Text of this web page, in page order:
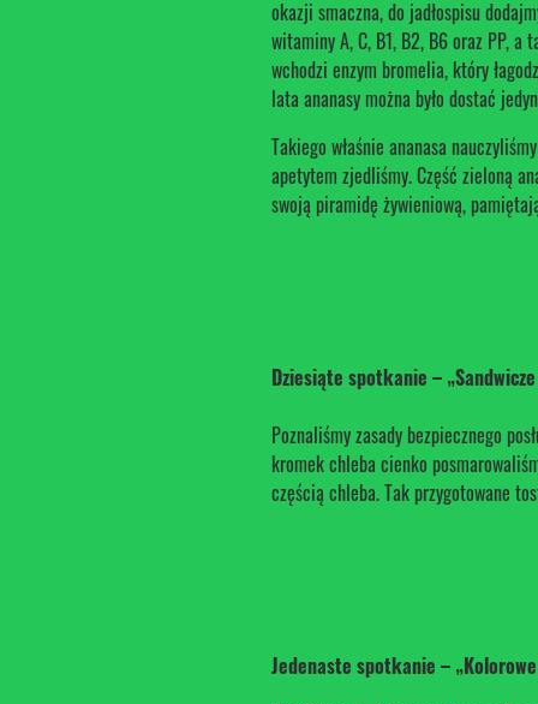
okazji smaczna, do jadłospisu
witaminy A, C, B1, B2, B6 oraz PP, a
wchodzi enzym bromelia, który
lata ananasy można było dostać
Takiego właśnie ananasa
apetytem zjedliśmy. Część zieloną
swoją piramidę żywieniową,
Dziesiąte spotkanie –
Poznaliśmy zasady bezpiecznego
kromek chleba cienko
częścią chleba. Tak przygotowane
Jedenaste spotkanie –